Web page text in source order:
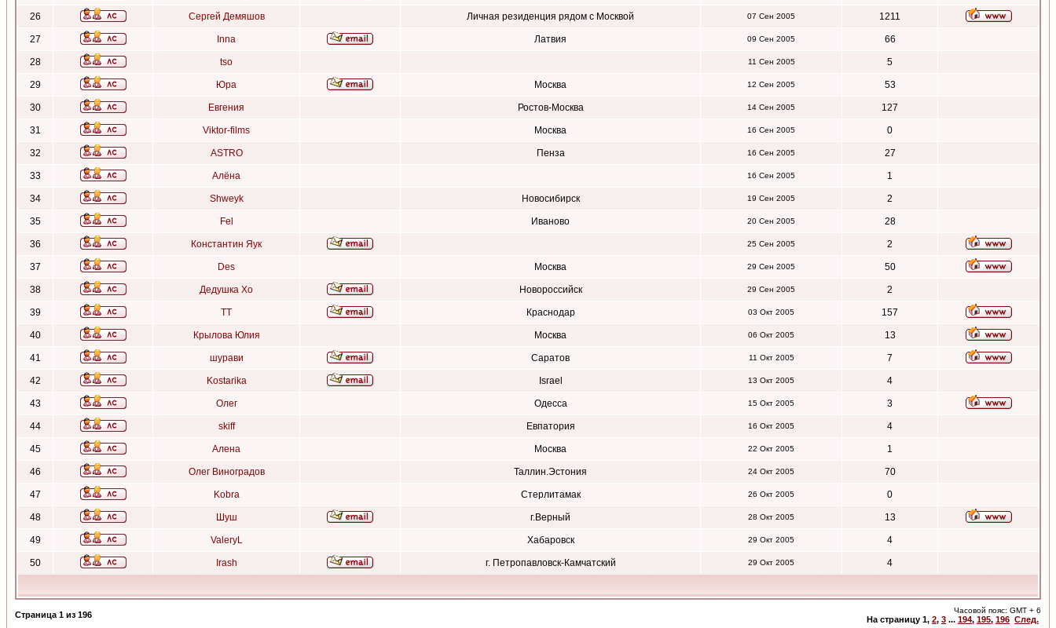
26 Сергей Демяшов Личная резиденция рядом с Москвой 07 Сен 2005 1211
27 Inna Латвия 09 Сен 2005 66
28 tso 11 Сен 2005 5
29 Юра Москва 12 Сен 2005 53
30 Евгения Ростов-Москва 14 Сен 2005 127
31 Viktor-films Москва 16 Сен 2005 0
32 ASTRO Пенза 16 Сен 2005 27
33 Алёна 16 Сен 2005 1
34 Shweyk Новосибирск 19 Сен 2005 2
35 Fel Иваново 20 Сен 2005 28
36 Константин Яук 25 Сен 2005 2
37 Des Москва 29 Сен 2005 50
38 Дедушка Хо Новороссийск 29 Сен 2005 2
39 ТТ Краснодар 03 Окт 2005 157
40 Крылова Юлия Москва 06 Окт 2005 13
41 шурави Саратов 11 Окт 2005 7
42 Kostarika Israel 13 Окт 2005 4
43 Олег Одесса 15 Окт 2005 3
44 skiff Евпатория 16 Окт 2005 4
45 Алена Москва 22 Окт 2005 1
46 Олег Виноградов Таллин.Эстония 24 Окт 2005 70
47 Kobra Стерлитамак 26 Окт 2005 0
48 Шуш г.Верный 28 Окт 2005 13
49 ValeryL Хабаровск 29 Окт 2005 4
50 Irash г. Петропавловск-Камчатский 29 Окт 2005 4
Страница 1 из 196 Часовой пояс: GMT + 6
На страницу 1, 2, 3 ... 194, 195, 196 След.